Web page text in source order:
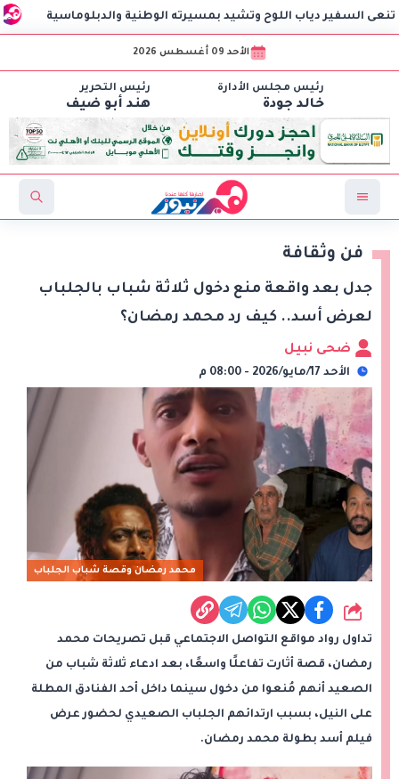
مهرجان دياب اللوح وتشيد بمسيرته الوطنية والدبلوماسية
الأحد 09 أغسطس 2026
رئيس مجلس الأدارة
خالد جودة
رئيس التحرير
هند أبو ضيف
فن وثقافة
جدل بعد واقعة منع دخول ثلاثة شباب بالجلباب
لعرض أسد.. كيف رد محمد رمضان؟
ضحى نبيل
الأحد 17/مايو/2026 - 08:00 م
محمد رمضان وقصة شباب الجلباب
شارك
تداول رواد مواقع التواصل الاجتماعي قبل تصريحات محمد
رمضان، قصة أثارت تفاعلًا واسعًا، بعد ادعاء ثلاثة شباب من
الصعيد أنهم مُنعوا من دخول سينما داخل أحد الفنادق المطلة
على النيل، بسبب ارتدائهم الجلباب الصعيدي لحضور عرض
فيلم أسد بطولة محمد رمضان.